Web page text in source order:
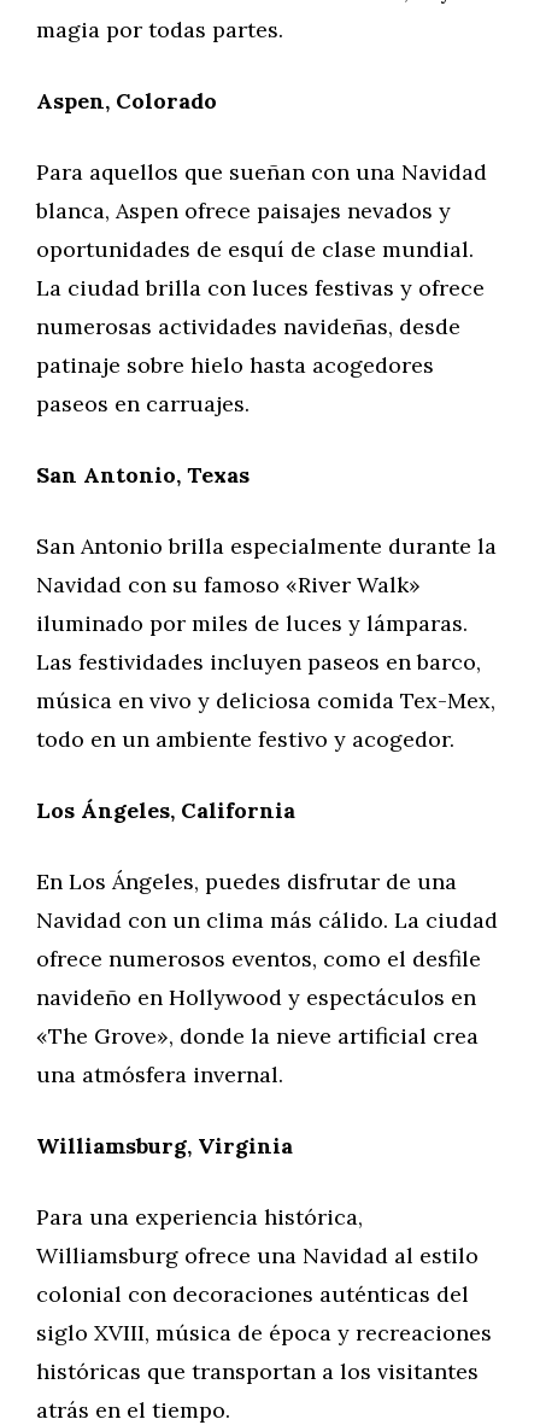
magia por todas partes.
Aspen, Colorado
Para aquellos que sueñan con una Navidad
blanca, Aspen ofrece paisajes nevados y
oportunidades de esquí de clase mundial.
La ciudad brilla con luces festivas y ofrece
numerosas actividades navideñas, desde
patinaje sobre hielo hasta acogedores
paseos en carruajes.
San Antonio, Texas
San Antonio brilla especialmente durante la
Navidad con su famoso «River Walk»
iluminado por miles de luces y lámparas.
Las festividades incluyen paseos en barco,
música en vivo y deliciosa comida Tex-Mex,
todo en un ambiente festivo y acogedor.
Los Ángeles, California
En Los Ángeles, puedes disfrutar de una
Navidad con un clima más cálido. La ciudad
ofrece numerosos eventos, como el desfile
navideño en Hollywood y espectáculos en
«The Grove», donde la nieve artificial crea
una atmósfera invernal.
Williamsburg, Virginia
Para una experiencia histórica,
Williamsburg ofrece una Navidad al estilo
colonial con decoraciones auténticas del
siglo XVIII, música de época y recreaciones
históricas que transportan a los visitantes
atrás en el tiempo.